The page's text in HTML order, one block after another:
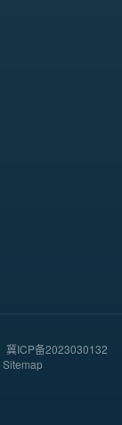
冀ICP备2023030132
Sitemap